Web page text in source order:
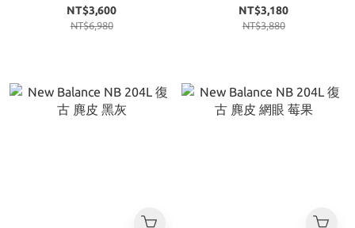
麂皮 灰白 解構 雲霧灰
NT$3,600
NT$6,980
NT$3,180
NT$3,880